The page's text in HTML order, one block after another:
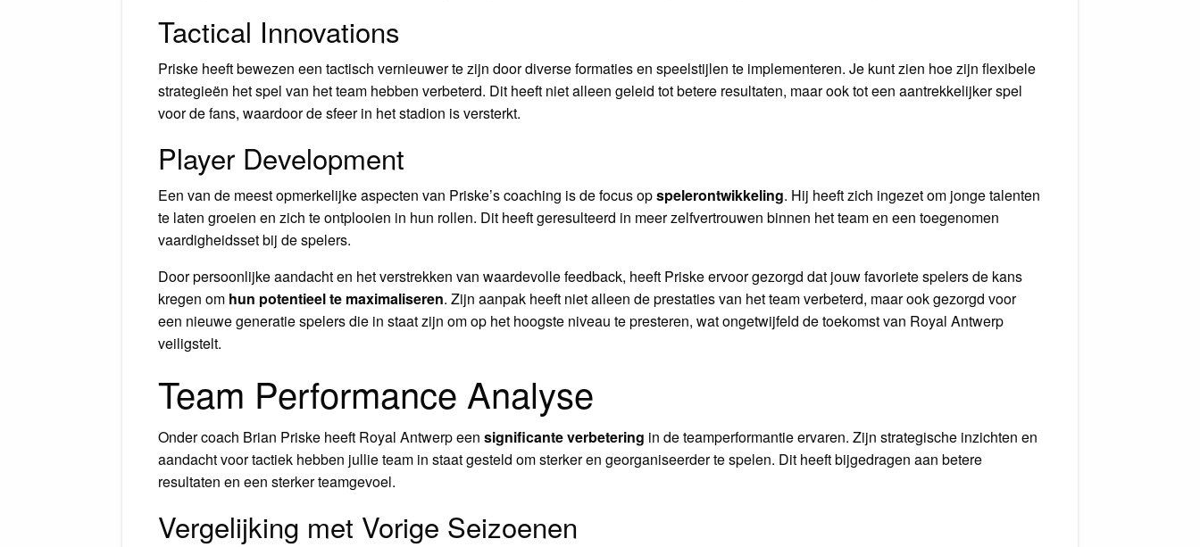
Tactical Innovations
Priske heeft bewezen een tactisch vernieuwer te zijn door diverse formaties en speelstijlen te implementeren. Je kunt zien hoe zijn flexibele
strategieën het spel van het team hebben verbeterd. Dit heeft niet alleen geleid tot betere resultaten, maar ook tot een aantrekkelijker spel
voor de fans, waardoor de sfeer in het stadion is versterkt.
Player Development
Een van de meest opmerkelijke aspecten van Priske’s coaching is de focus opspelerontwikkeling. Hij heeft zich ingezet om jonge talenten
te laten groeien en zich te ontplooien in hun rollen. Dit heeft geresulteerd in meer zelfvertrouwen binnen het team en een toegenomen
vaardigheidsset bij de spelers.
Door persoonlijke aandacht en het verstrekken van waardevolle feedback, heeft Priske ervoor gezorgd dat jouw favoriete spelers de kans
kregen om hun potentieel te maximaliseren. Zijn aanpak heeft niet alleen de prestaties van het team verbeterd, maar ook gezorgd voor
een nieuwe generatie spelers die in staat zijn om op het hoogste niveau te presteren, wat ongetwijfeld de toekomst van Royal Antwerp
veiligstelt.
Team Performance Analyse
Onder coach Brian Priske heeft Royal Antwerp een significante verbetering in de teamperformantie ervaren. Zijn strategische inzichten en
aandacht voor tactiek hebben jullie team in staat gesteld om sterker en georganiseerder te spelen. Dit heeft bijgedragen aan betere
resultaten en een sterker teamgevoel.
Vergelijking met Vorige Seizoenen